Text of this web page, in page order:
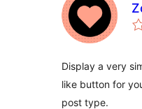
Display a very
like button for
post type.